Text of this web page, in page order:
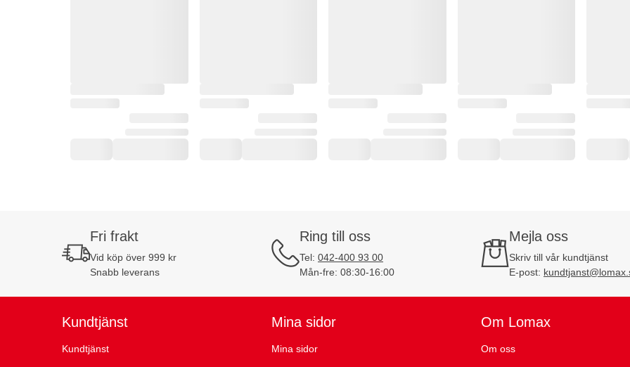
Fri frakt
Vid köp över 999 kr
Snabb leverans
Ring till oss
Tel: 042-400 93 00
Mån-fre: 08:30-16:00
Mejla oss
Skriv till vår kundtjänst
E-post:
Kundtjänst
Kundtjänst
Mina sidor
Mina sidor
Om Lomax
Om oss